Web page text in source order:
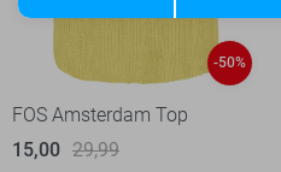
-50%
FOS Amsterdam Top
15,00 29,99